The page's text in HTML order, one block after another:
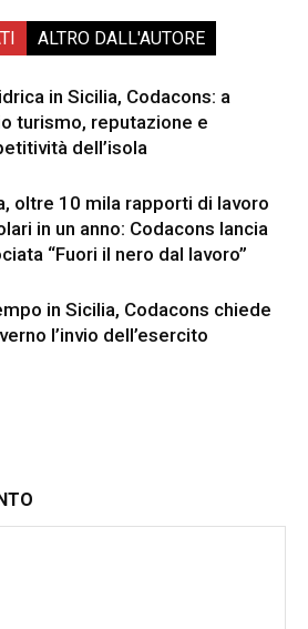
ALTRO DALL'AUTORE
in Sicilia, Codacons: a
turismo, reputazione e
dell’isola
oltre 10 mila rapporti di lavoro
in un anno: Codacons lancia
“Fuori il nero dal lavoro”
in Sicilia, Codacons chiede
l’invio dell’esercito